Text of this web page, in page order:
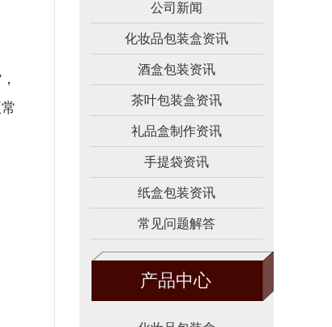
公司新闻
化妆品包装盒资讯
酒盒包装资讯
茶叶包装盒资讯
礼品盒制作资讯
手提袋资讯
纸盒包装资讯
常见问题解答
产品中心